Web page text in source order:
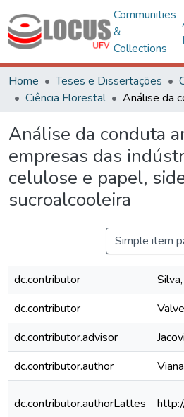
Communities
&
Collections
Home Teses e Dissertações
Ciência Florestal
Análise da conduta
empresas das
celulose e papel,
sucroalcooleira
Simple item
dc.contributor
dc.contributor
dc.contributor.advisor
dc.contributor.author
dc.contributor.authorLattes